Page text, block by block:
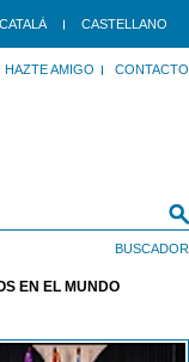
CATALÀ CASTELLANO
HAZTE AMIGO CONTACTO
EN EL MUNDO